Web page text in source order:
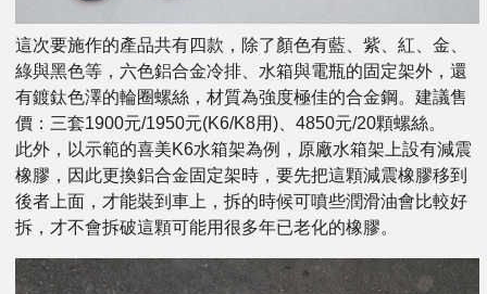
這次要施作的產品共有四款，除了顏色有藍、紫、紅、金、
綠與黑色等，六色鋁合金冷排、水箱與電瓶的固定架外，還
有鍍鈦色澤的輪圈螺絲，材質為強度極佳的合金鋼。建議售
價：三套1900元/1950元(K6/K8用)、4850元/20顆螺絲。
此外，以示範的喜美K6水箱架為例，原廠水箱架上設有減震
橡膠，因此更換鋁合金固定架時，要先把這顆減震橡膠移到
後者上面，才能裝到車上，拆的時候可噴些潤滑油會比較好
拆，才不會拆破這顆可能用很多年已老化的橡膠。